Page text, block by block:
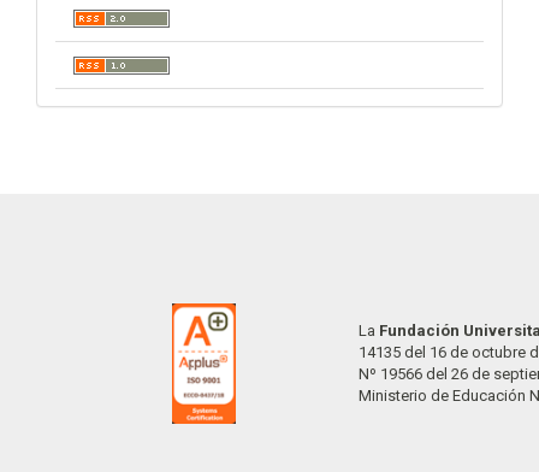
La Fundación
14135 del 16 de octubre
Nº 19566 del 26 de
Ministerio de Educación